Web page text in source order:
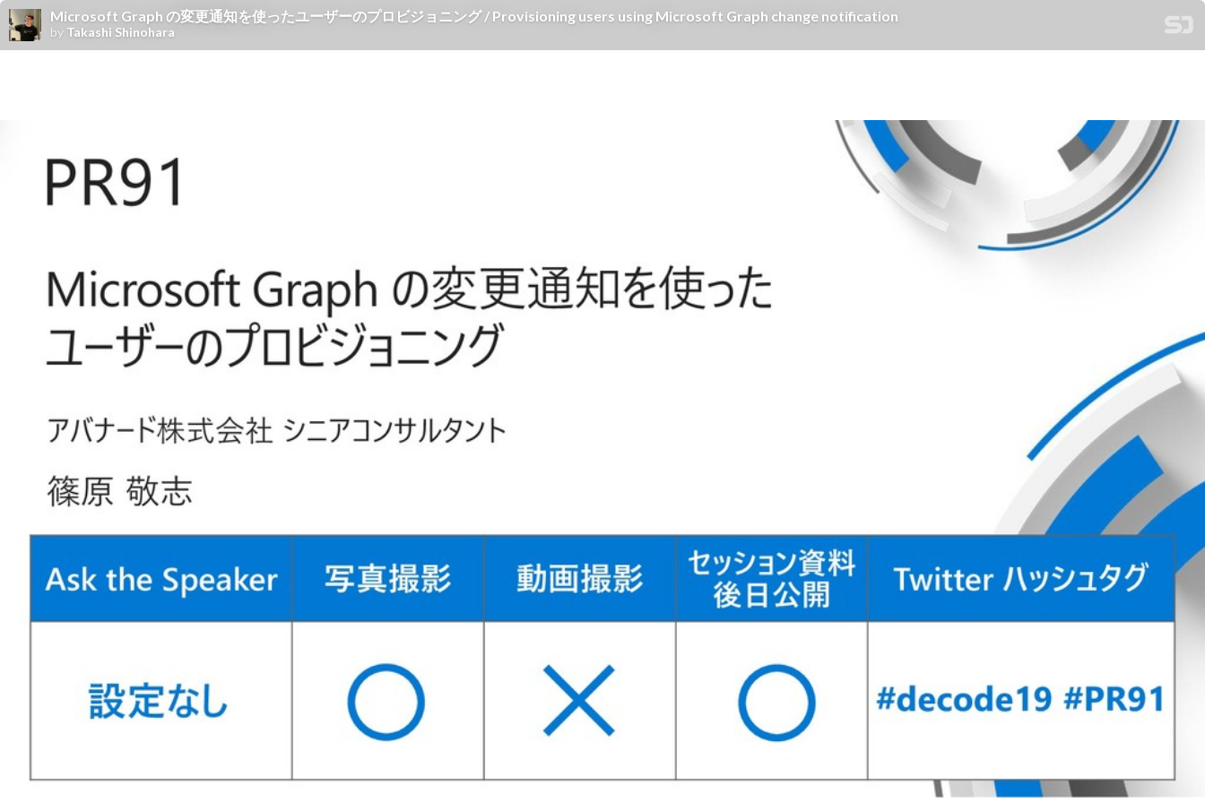
Microsoft Graph の変更通知を使ったユーザーのプロビジョニング / Provisioning users using Microsoft Graph change notification
by Takashi Shinohara